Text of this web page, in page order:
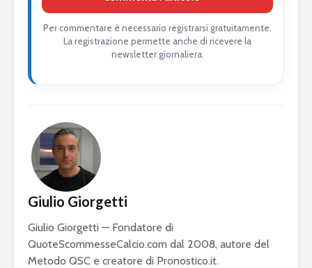
Per commentare è necessario registrarsi gratuitamente.
La registrazione permette anche di ricevere la
newsletter giornaliera.
Giulio Giorgetti
Giulio Giorgetti — Fondatore di
QuoteScommesseCalcio.com dal 2008, autore del
Metodo QSC e creatore di Pronostico.it.